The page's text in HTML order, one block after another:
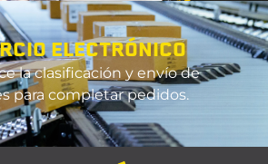
ELECTRÓNICO
la clasificación y envío de
para completar pedidos.